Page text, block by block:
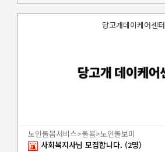
당고개데이케어센터
노인돌봄서비스>돌봄>노인돌보미
사회복지사님 모집합니다. (2명)